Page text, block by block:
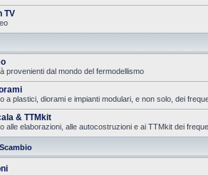
TV
provenienti dal mondo del fermodellismo
a plastici, diorami e impianti modulari, e non solo, dei
& TTMkit
alle elaborazioni, alle autocostruzioni e ai TTMkit dei